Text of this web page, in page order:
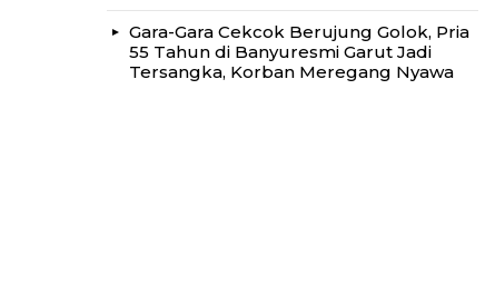
Gara-Gara Cekcok Berujung Golok, Pria
55 Tahun di Banyuresmi Garut Jadi
Tersangka, Korban Meregang Nyawa